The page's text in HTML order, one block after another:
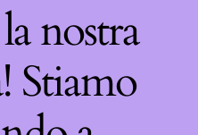
nostra
Stiamo